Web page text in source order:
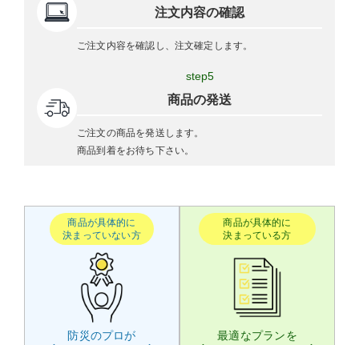
注文内容の確認
ご注文内容を確認し、注文確定します。
step5
商品の発送
ご注文の商品を発送します。
商品到着をお待ち下さい。
商品が具体的に
決まっていない方
防災のプロが
商品が具体的に
決まっている方
最適なプランを